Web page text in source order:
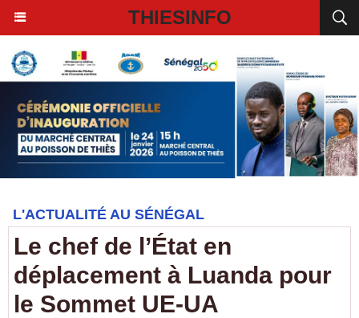
THIESINFO
L'ACTUALITÉ AU SÉNÉGAL
Le chef de l’État en
déplacement à Luanda pour
le Sommet UE-UA